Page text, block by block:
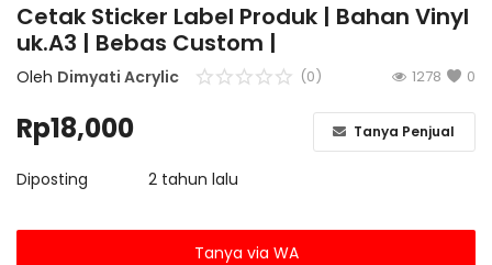
Cetak Sticker Label Produk | Bahan Vinyl
uk.A3 | Bebas Custom |
Oleh Dimyati Acrylic (0) 0
1278
Rp18,000 Tanya Penjual
Diposting 2 tahun lalu
Tanya via WA